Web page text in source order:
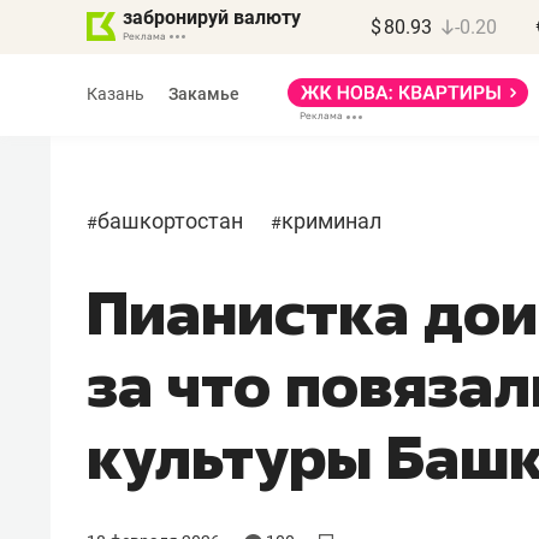
забронируй валюту $ 80.93 -0.20
Казань Закамье
#башкортостан #криминал
Пианистка
за что
культуры